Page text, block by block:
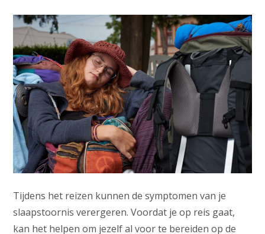
Tijdens het reizen kunnen de symptomen van je
slaapstoornis verergeren. Voordat je op reis gaat,
kan het helpen om jezelf al voor te bereiden op de